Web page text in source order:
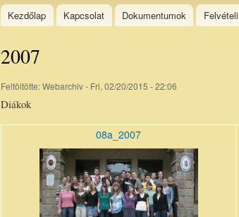
Kollégium
Kezdőlap Kapcsolat Dokumentumok Felvételi
2007
Feltöltötte:Webarchiv- Fri, 02/20/2015 - 22:06
Diákok
08a_2007
08a_200710_0.jpg